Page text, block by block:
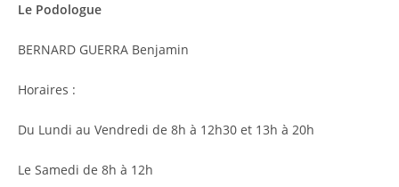
Le Podologue
BERNARD GUERRA Benjamin
Horaires :
Du Lundi au Vendredi de 8h à 12h30 et 13h à 20h
Le Samedi de 8h à 12h